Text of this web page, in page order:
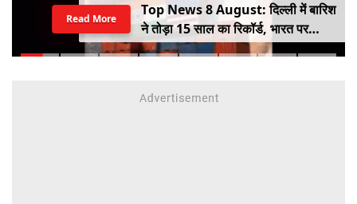
Top News 8 August: दिल्ली में बारिश
ने तोड़ा 15 साल का रिकॉर्ड, भारत पर
100% टैरिफ का खतरा; Gen Z पर कंगना
Read More